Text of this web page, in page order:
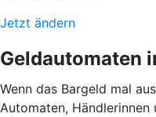
Jetzt ändern
Geldautomaten
Wenn das Bargeld mal
Automaten, Händlerinnen